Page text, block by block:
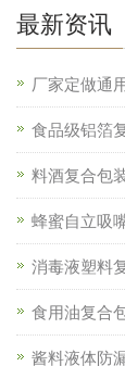
最新资讯
厂家定做通
食品级铝箔
料酒复合包
蜂蜜自立吸
消毒液塑料
食用油复合
酱料液体防